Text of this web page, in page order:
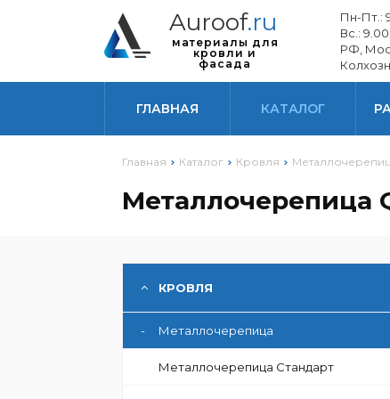
Auroof.ru
материалы для
кровли и
фасада
Пн-Пт.:
Вс.:
РФ,
ГЛАВНАЯ КАТАЛОГ
Главная Каталог Кровля
Металлочерепица
КРОВЛЯ
Металлочерепица
-
Металлочерепица Стандарт